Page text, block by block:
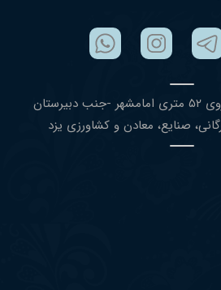
یزد- بلوار ١٧ شهریور- روبروی ۵٢ متری امامشهر -جنب دبیرستان
صنایع، معادن و کشاورزی یزد